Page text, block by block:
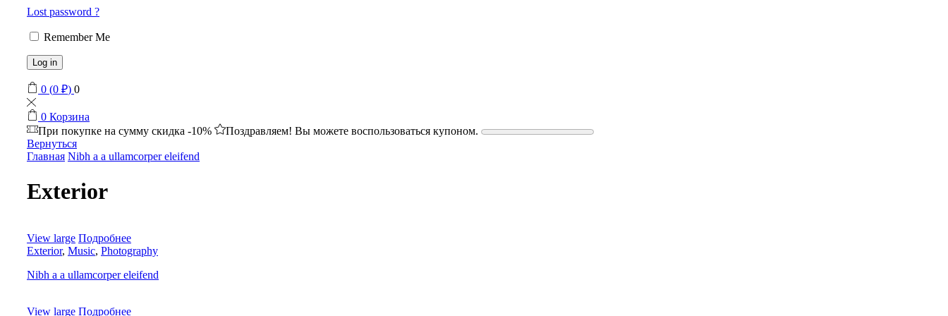
Lost password ?
Remember Me
Log in
0 (0 ₽) 0
0 Корзина
При покупке на сумму скидка -10%
Поздравляем! Вы можете воспользоваться купоном.
Вернуться
Главная Nibh a a ullamcorper eleifend
Exterior
View large Подробнее
Exterior, Music, Photography
Nibh a a ullamcorper eleifend
View large Подробнее